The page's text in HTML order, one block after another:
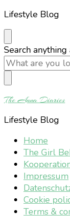
Lifestyle Blog
Looking
for
Something?
Search
The Anna Diaries
Lifestyle Blog
Home
The Girl
Impressum
Cookie
Terms &